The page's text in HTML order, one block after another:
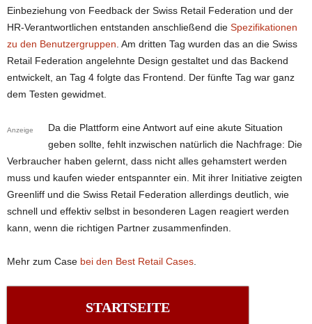
Einbeziehung von Feedback der Swiss Retail Federation und der
HR-Verantwortlichen entstanden anschließend die Spezifikationen
zu den Benutzergruppen . Am dritten Tag wurden das an die Swiss
Retail Federation angelehnte Design gestaltet und das Backend
entwickelt, an Tag 4 folgte das Frontend. Der fünfte Tag war ganz
dem Testen gewidmet.
Anzeige
Da die Plattform eine Antwort auf eine akute Situation
geben sollte, fehlt inzwischen natürlich die Nachfrage: Die
Verbraucher haben gelernt, dass nicht alles gehamstert werden
muss und kaufen wieder entspannter ein. Mit ihrer Initiative zeigten
Greenliff und die Swiss Retail Federation allerdings deutlich, wie
schnell und effektiv selbst in besonderen Lagen reagiert werden
kann, wenn die richtigen Partner zusammenfinden.
Mehr zum Case bei den Best Retail Cases
STARTSEITE